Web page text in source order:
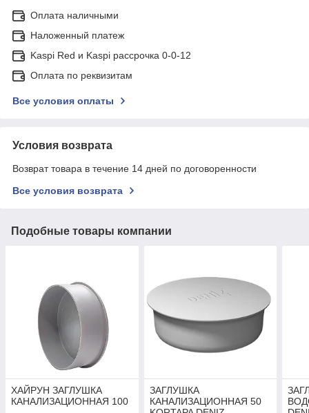
Оплата наличными
Наложенный платеж
Kaspi Red и Kaspi рассрочка 0-0-12
Оплата по реквизитам
Все условия оплаты
Условия возврата
Возврат товара в течение 14 дней по договоренности
Все условия возврата
Подобные товары компании
ХАЙРУН ЗАГЛУШКА
КАНАЛИЗАЦИОННАЯ 100
ЗАГЛУШКА
КАНАЛИЗАЦИОННАЯ 50